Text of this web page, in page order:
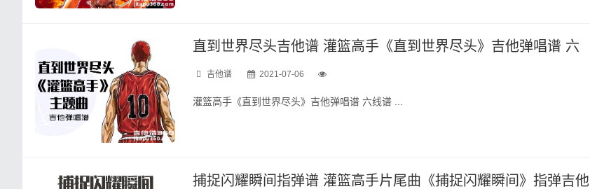
直到世界尽头吉他谱 灌篮高手《直到世界尽头》吉他弹唱谱 六
吉他谱 2021-07-06
灌篮高手《直到世界尽头》吉他弹唱谱 六线谱 ...
捕捉闪耀瞬间指弹谱 灌篮高手片尾曲《捕捉闪耀瞬间》指弹吉他